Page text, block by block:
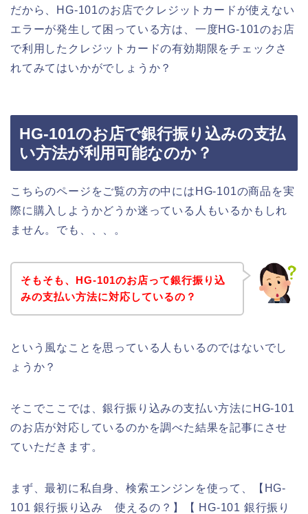
だから、HG-101のお店でクレジットカードが使えない
エラーが発生して困っている方は、一度HG-101のお店
で利用したクレジットカードの有効期限をチェックさ
れてみてはいかがでしょうか？
HG-101のお店で銀行振り込みの支払
い方法が利用可能なのか？
こちらのページをご覧の方の中にはHG-101の商品を実
際に購入しようかどうか迷っている人もいるかもしれ
ません。でも、、、。
そもそも、HG-101のお店って銀行振り込
みの支払い方法に対応しているの？
という風なことを思っている人もいるのではないでし
ょうか？
そこでここでは、銀行振り込みの支払い方法にHG-101
のお店が対応しているのかを調べた結果を記事にさせ
ていただきます。
まず、最初に私自身、検索エンジンを使って、【HG-
101 銀行振り込み 使えるの？】【 HG-101 銀行振り